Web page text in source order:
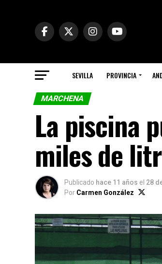
SEVILLA PROVINCIA
MARCHENA
La piscina
miles de
Publicado hace 11 años el 28
Por Carmen González